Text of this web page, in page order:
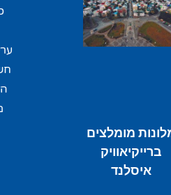
מומלצים
ברייקיאוויק
איסלנד